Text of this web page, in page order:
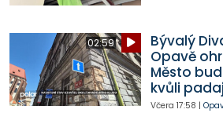
02:59
Bývalý
Opavě
Město
kvůli
Včera 17:58 |